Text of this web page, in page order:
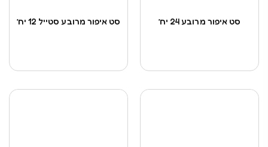
סט איפור מרובע סטייל 12 יח’ סט איפור מרובע 24 יח’